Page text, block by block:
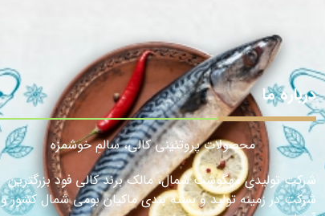
درباره ما
محصولات پروتئینی کالی، سالمِ خوشمزه
شرکت تولیدی مهگوشت شمال، مالک برند کالی فود بزرگترین
شرکت در زمینه تولید و بسته بندی ماکیان بومی شمال کشور و